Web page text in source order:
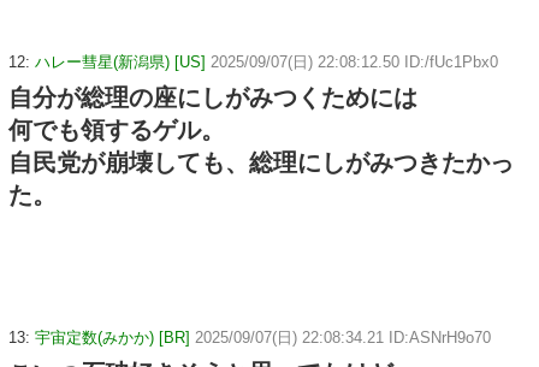
12: ハレー彗星(新潟県) [US] 2025/09/07(日) 22:08:12.50 ID:/fUc1Pbx0
自分が総理の座にしがみつくためには
何でも領するゲル。
自民党が崩壊しても、総理にしがみつきたかっ
た。
13: 宇宙定数(みかか) [BR] 2025/09/07(日) 22:08:34.21 ID:ASNrH9o70